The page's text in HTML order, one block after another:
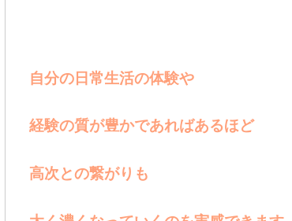
自分の日常生活の体験や
経験の質が豊かであればあるほど
高次との繋がりも